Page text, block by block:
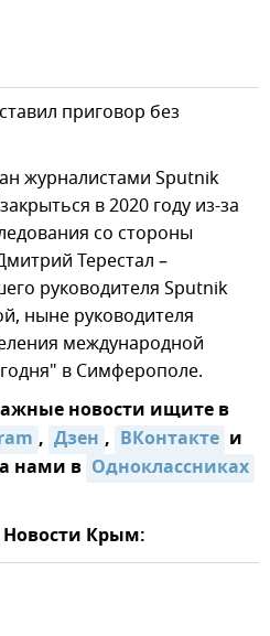
приговор без
журналистами Sputnik
в 2020 году из-за
со стороны
Терестал –
руководителя Sputnik
ныне руководителя
международной
в Симферополе.
новости ищите в
, Дзен , ВКонтакте и
нами в Одноклассниках
Крым: